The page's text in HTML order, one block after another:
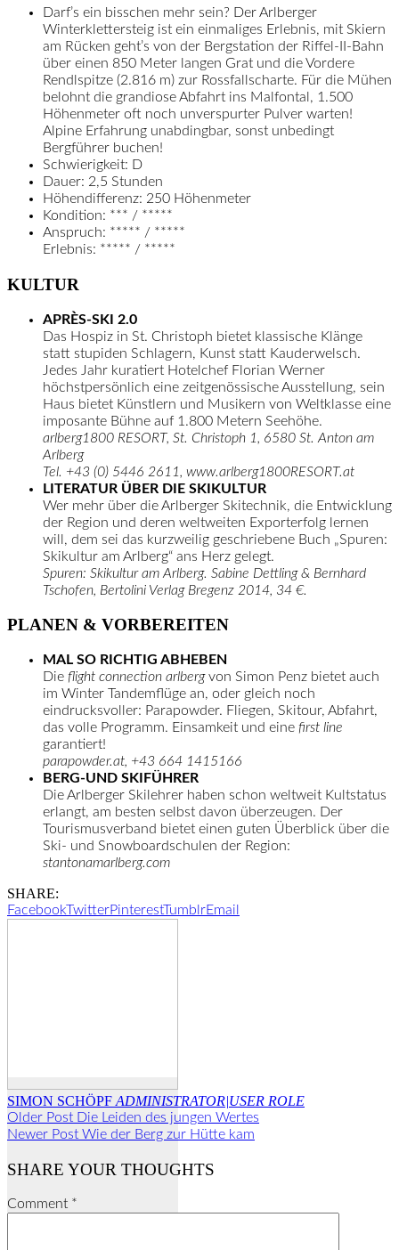
Darf’s ein bisschen mehr sein? Der Arlberger
Winterklettersteig ist ein einmaliges Erlebnis, mit Skiern
am Rücken geht’s von der Bergstation der Riffel-II-Bahn
über einen 850 Meter langen Grat und die Vordere
Rendlspitze (2.816 m) zur Rossfallscharte. Für die Mühen
belohnt die grandiose Abfahrt ins Malfontal, 1.500
Höhenmeter oft noch unverspurter Pulver warten!
Alpine Erfahrung unabdingbar, sonst unbedingt
Bergführer buchen!
Schwierigkeit: D
Dauer: 2,5 Stunden
Höhendifferenz: 250 Höhenmeter
Kondition: *** / *****
Anspruch: ***** / *****
Erlebnis: ***** / *****
KULTUR
APRÈS-SKI 2.0
Das Hospiz in St. Christoph bietet klassische Klänge
statt stupiden Schlagern, Kunst statt Kauderwelsch.
Jedes Jahr kuratiert Hotelchef Florian Werner
höchstpersönlich eine zeitgenössische Ausstellung, sein
Haus bietet Künstlern und Musikern von Weltklasse eine
imposante Bühne auf 1.800 Metern Seehöhe.
arlberg1800 RESORT, St. Christoph 1, 6580 St. Anton am
Arlberg
Tel. +43 (0) 5446 2611, www.arlberg1800RESORT.at
LITERATUR ÜBER DIE SKIKULTUR
Wer mehr über die Arlberger Skitechnik, die Entwicklung
der Region und deren weltweiten Exporterfolg lernen
will, dem sei das kurzweilig geschriebene Buch „Spuren:
Skikultur am Arlberg“ ans Herz gelegt.
Spuren: Skikultur am Arlberg. Sabine Dettling & Bernhard
Tschofen, Bertolini Verlag Bregenz 2014, 34 €.
PLANEN & VORBEREITEN
MAL SO RICHTIG ABHEBEN
Die flight connection arlbergvon Simon Penz bietet auch
im Winter Tandemflüge an, oder gleich noch
eindrucksvoller: Parapowder. Fliegen, Skitour, Abfahrt,
das volle Programm. Einsamkeit und eine first line
garantiert!
parapowder.at, +43 664 1415166
BERG-UND SKIFÜHRER
Die Arlberger Skilehrer haben schon weltweit Kultstatus
erlangt, am besten selbst davon überzeugen. Der
Tourismusverband bietet einen guten Überblick über die
Ski- und Snowboardschulen der Region:
stantonamarlberg.com
SHARE:
FacebookTwitterPinterestTumblrEmail
SIMON SCHÖPF ADMINISTRATOR|USER ROLE
Older Post Die Leiden des jungen Wertes
Newer Post Wie der Berg zur Hütte kam
SHARE YOUR THOUGHTS
Comment *